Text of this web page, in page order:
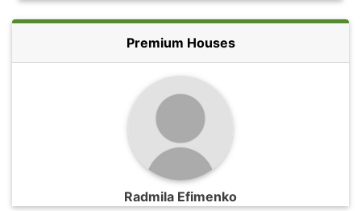
Premium Houses
Radmila Efimenko